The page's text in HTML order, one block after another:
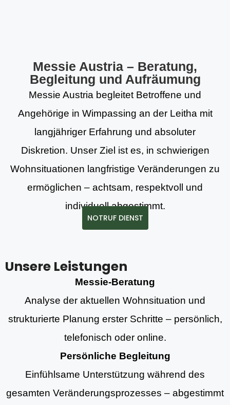
Messie Austria – Beratung,
Begleitung und Aufräumung
Messie Austria begleitet Betroffene und
Angehörige in Wimpassing an der Leitha mit
langjähriger Erfahrung und absoluter
Diskretion. Unser Ziel ist es, in schwierigen
Wohnsituationen langfristige Veränderungen zu
ermöglichen – achtsam, respektvoll und
individuell abgestimmt.
NOTRUF DIENST
Unsere Leistungen
Messie-Beratung
Analyse der aktuellen Wohnsituation und
strukturierte Planung erster Schritte – persönlich,
telefonisch oder online.
Persönliche Begleitung
Einfühlsame Unterstützung während des
gesamten Veränderungsprozesses – abgestimmt